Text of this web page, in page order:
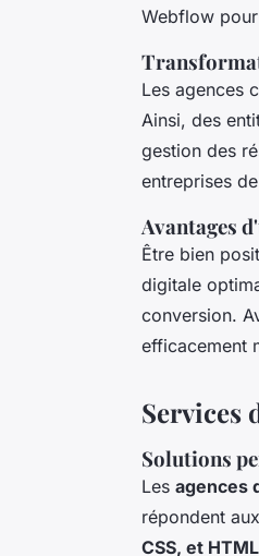
Webflow
Les agences
Ainsi, des
gestion des
entreprises
Avantages
Être bien
digitale
conversion.
efficacement
Services
Solutions
Les agences
répondent
CSS, et HTML